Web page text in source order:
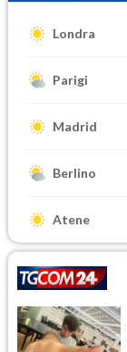
Londra
Parigi
Madrid
Berlino
Atene